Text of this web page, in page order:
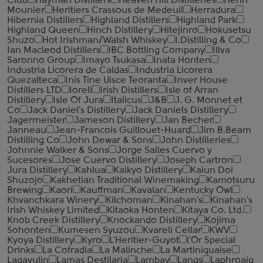
Mounier
Heritiers Crassous de Medeuil
Herradura
Hibernia Distillers
Highland Distillers
Highland Park
Highland Queen
Hinch Distillery Hitejinro
Hokusetsu
Shuzo
Hot Irishman/Walsh Whiskey
I.Distilling & Co
Ian Macleod Distillers
IBC Bottling Company
Illva
Saronno Group
Imayo Tsukasa
Inata Honten
Industria Licorera de Caldas
Industria Licorera
Quezalteca
Inis Tine Uisce Teoranta
Inver House
Distillers LTD
Ioreli Irish Distillers
Isle of Arran
Distillery
Isle Of Jura Italicus J&B
J. G. Monnet et
Co
Jack Daniel's Distillery
Jack Daniels Distillery
Jagermeister
Jameson Distillery
Jan Becher
Janneau
Jean-Francois Guillouet-Huard
Jim B.Beam
Distilling Co
John Dewar & Sons
John Distilleries
Johnnie Walker & Sons
Jorge Salles Cuervo y
Sucesores
Jose Cuervo Distillery
Joseph Cartron
Jura Distillery
Kahlua Kaikyo Distillery
Kaiun Doi
Shuzojo
Kakhetian Traditional Winemaking
Kamotsuru
Brewing
Kaori Kauffman Kavalan
Kentucky Owl
Khvanchkara Winery
Kilchoman Kinahan's
Kinahan's
Irish Whiskey Limited
Kitaoka Honten
Kitaya Co. Ltd.
Knob Creek Distillery
Knockando Distillery
Kojima
Sohonten
Kumesen Syuzou Kvareli Cellar
KWV
Kyoya Distillery
Kyro L'Heritier-Guyot
l'Or Special
Drinks
La Cofradia La Malinche
La Martiniquaise
Lagavulin
Lamas Destilaria Lambay Langs
Laphroaig